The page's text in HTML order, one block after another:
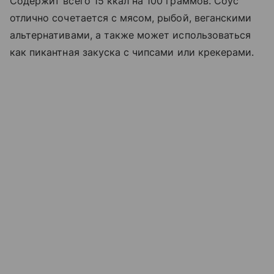
отлично сочетается с мясом, рыбой, веганскими
альтернативами, а также может использоваться
как пикантная закуска с чипсами или крекерами.